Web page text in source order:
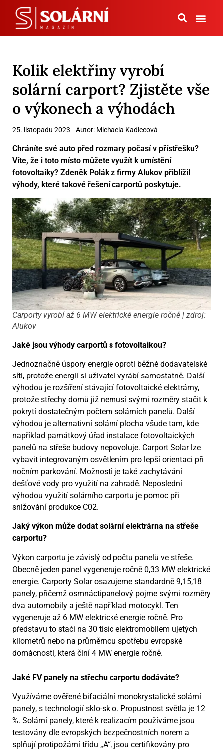
Kolik elektřiny vyrobí
solární carport? Zjistěte vše
o výkonech a výhodách
25. listopadu 2023 Autor: Michaela Kadlecová
Chráníte své auto před rozmary počasí v přístřešku?
Víte, že i toto místo můžete využít k umístění
fotovoltaiky? Zdeněk Polák z firmy Alukov přiblížil
výhody, které takové řešení carportů poskytuje.
Carporty vyrobí až 6 MW elektrické energie ročně | zdroj:
Alukov
Jaké jsou výhody carportů s fotovoltaikou?
Jednoznačně úspory energie oproti běžné dodavatelské
síti, protože energii si uživatel vyrábí samostatně. Další
výhodou je rozšíření stávající fotovoltaické elektrárny,
protože střechy domů již nemusí svými rozměry stačit k
pokrytí dostatečným počtem solárních panelů. Další
výhodou je alternativní solární plocha všude tam, kde
například památkový úřad instalace fotovoltaických
panelů na střeše budovy nepovoluje. Carport Solar lze
vybavit integrovaným osvětlením pro lepší orientaci při
nočním parkování. Možností je také zachytávání
dešťové vody pro využití na zahradě. Neposlední
výhodou využití solárního carportu je pomoc při
snižování produkce C02.
Jaký výkon může dodat solární elektrárna na střeše
carportu?
Výkon carportu je závislý od počtu panelů ve střeše.
Obecně jeden panel vygeneruje ročně 0,33 MW elektrické
energie. Carporty Solar osazujeme standardně 9,15,18
panely, přičemž osmnáctipanelový pojme svými rozměry
dva automobily a ještě například motocykl. Ten
vygeneruje až 6 MW elektrické energie ročně. Pro
představu to stačí na 30 tisíc elektromobilem ujetých
kilometrů nebo na průměrnou spotřebu evropské
domácnosti, která činí 4 MW energie ročně.
Jaké FV panely na střechu carportu dodáváte?
Využíváme ověřené bifaciální monokrystalické solární
panely, s technologií sklo-sklo. Propustnost světla je 12
%. Solární panely, které k realizacím používáme jsou
testovány dle evropských bezpečnostních norem a
splňují protipožární třídu „A“, jsou certifikovány pro